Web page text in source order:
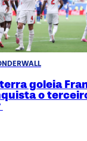
goleia
o